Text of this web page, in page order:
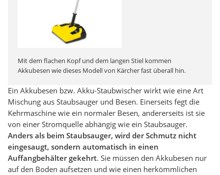
Mit dem flachen Kopf und dem langen Stiel kommen
Akkubesen wie dieses Modell von Kärcher fast überall hin.
Ein Akkubesen bzw. Akku-Staubwischer wirkt wie eine Art
Mischung aus Staubsauger und Besen. Einerseits fegt die
Kehrmaschine wie ein normaler Besen, andererseits ist sie
von einer Stromquelle abhängig wie ein Staubsauger.
Anders als beim Staubsauger, wird der Schmutz nicht
eingesaugt, sondern automatisch in einen
Auffangbehälter gekehrt. Sie müssen den Akkubesen nur
auf den Boden aufsetzen und wie einen herkömmlichen